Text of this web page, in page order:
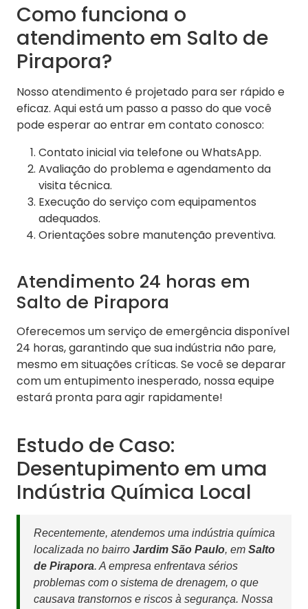
Como funciona o
atendimento em Salto de
Pirapora?
Nosso atendimento é projetado para ser rápido e
eficaz. Aqui está um passo a passo do que você
pode esperar ao entrar em contato conosco:
Contato inicial via telefone ou WhatsApp.
Avaliação do problema e agendamento da
visita técnica.
Execução do serviço com equipamentos
adequados.
Orientações sobre manutenção preventiva.
Atendimento 24 horas em
Salto de Pirapora
Oferecemos um serviço de emergência disponível
24 horas, garantindo que sua indústria não pare,
mesmo em situações críticas. Se você se deparar
com um entupimento inesperado, nossa equipe
estará pronta para agir rapidamente!
Estudo de Caso:
Desentupimento em uma
Indústria Química Local
Recentemente, atendemos uma indústria química
localizada no bairro Jardim São Paulo, em Salto
de Pirapora. A empresa enfrentava sérios
problemas com o sistema de drenagem, o que
causava transtornos e riscos à segurança. Nossa